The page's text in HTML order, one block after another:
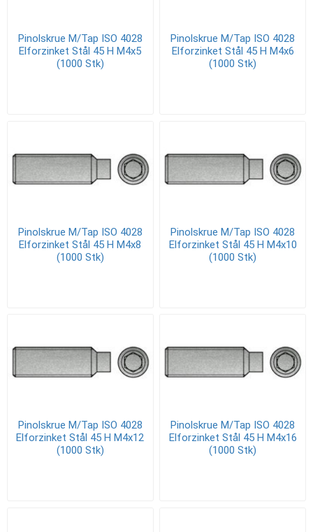
Pinolskrue M/Tap ISO 4028
Elforzinket Stål 45 H M4x5
(1000 Stk)
Pinolskrue M/Tap ISO 4028
Elforzinket Stål 45 H M4x6
(1000 Stk)
Pinolskrue M/Tap ISO 4028
Elforzinket Stål 45 H M4x8
(1000 Stk)
Pinolskrue M/Tap ISO 4028
Elforzinket Stål 45 H M4x10
(1000 Stk)
Pinolskrue M/Tap ISO 4028
Elforzinket Stål 45 H M4x12
(1000 Stk)
Pinolskrue M/Tap ISO 4028
Elforzinket Stål 45 H M4x16
(1000 Stk)